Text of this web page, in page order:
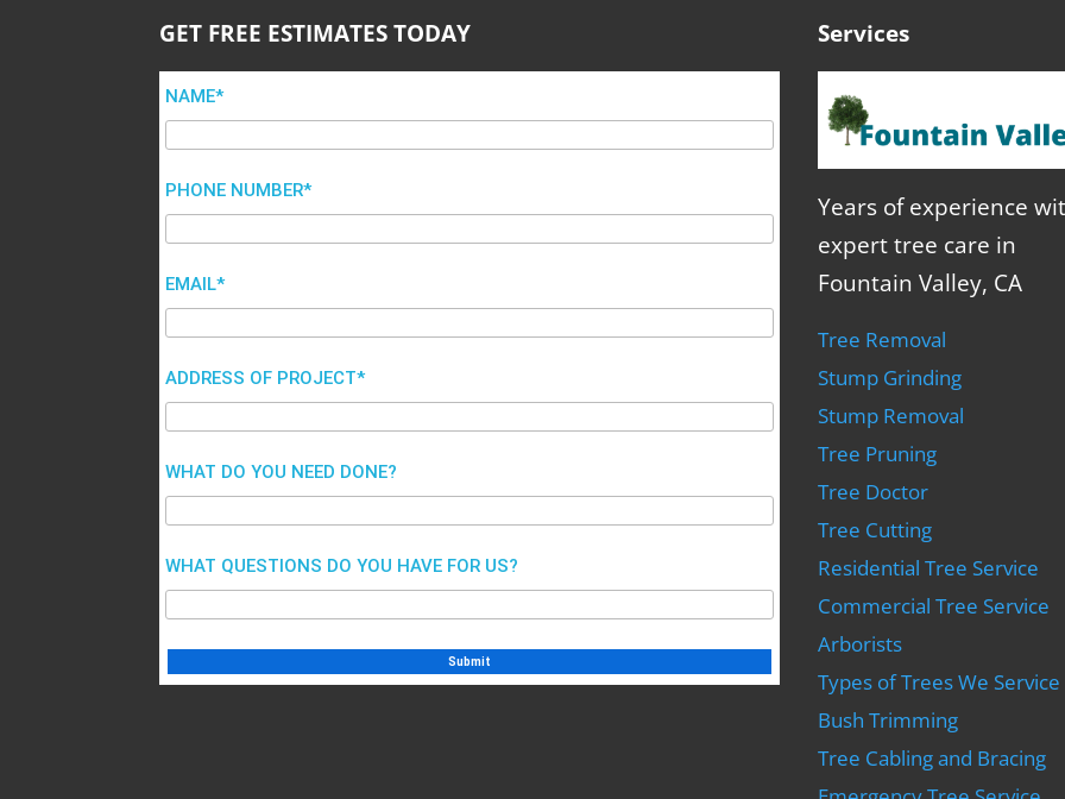
GET FREE ESTIMATES TODAY
NAME*
PHONE NUMBER*
EMAIL*
ADDRESS OF PROJECT*
WHAT DO YOU NEED DONE?
WHAT QUESTIONS DO YOU HAVE FOR US?
Services
Years of experience
expert tree care in
Fountain Valley, CA
Tree Removal
Stump Grinding
Stump Removal
Tree Pruning
Tree Doctor
Tree Cutting
Residential Tree Service
Commercial Tree Service
Arborists
Types of Trees We Service
Bush Trimming
Tree Cabling and Bracing